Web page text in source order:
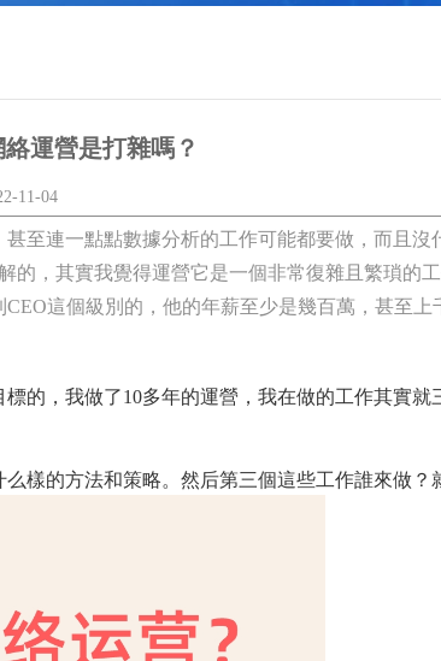
運營是打雜嗎？
11-04
連一點點數據分析的工作可能都要做，而且沒
的，其實我覺得運營它是一個非常復雜且繁瑣的
這個級別的，他的年薪至少是幾百萬，甚至上
，我做了10多年的運營，我在做的工作其實就
的方法和策略。然后第三個這些工作誰來做？